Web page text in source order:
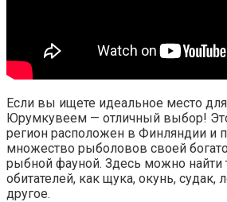
Если вы ищете идеальное место
Юрумкувеем — отличный выбор!
регион расположен в Финляндии и
множество рыболовов своей
рыбной фауной. Здесь можно найти
обитателей, как щука, окунь, судак,
другое.